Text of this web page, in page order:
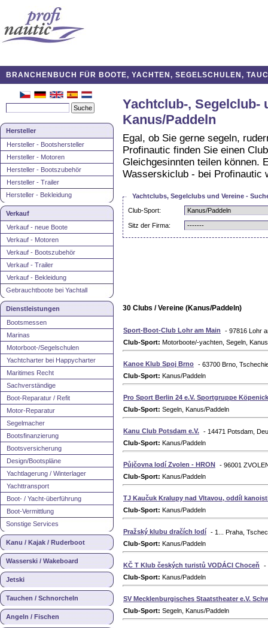
BRANCHENBUCH FÜR BOOTE, YACHTEN, SEGELSCHULEN,
Hersteller
Hersteller - Bootshersteller
Hersteller - Motoren
Hersteller - Bootszubehör
Hersteller - Trailer
Hersteller - Bekleidung
Verkauf
Verkauf - neue Boote
Verkauf - Motoren
Verkauf - Bootszubehör
Verkauf - Trailer
Verkauf - Bekleidung
Gebrauchtboote bei Yachtall
Dienstleistungen
Bootsmessen
Marinas
Motorboot-/Segelschulen
Yachtcharter bei Happycharter
Maritimes Recht
Sachverständige
Boot-Reparatur / Refit
Motor-Reparatur
Segelmacher
Bootsfinanzierung
Bootsversicherung
Design/Bootspläne
Yachtlagerung / Winterlager
Yachttransport
Boot- / Yacht-überführung
Boot-Vermittlung
Sonstige Services
Kanu / Kajak / Ruderboot
Wasserski / Wakeboard
Jetski
Tauchen / Schnorcheln
Angeln / Fischen
Yachtclub-, Segelclub-
Kanus/Paddeln
Egal, ob Sie gerne segeln,
Profinautic finden Sie einen
Gleichgesinnten teilen können.
Wasserskiclub - bei Profinautic
Yachtclubs, Segelclubs und Vereine -
Club-Sport:
Sitz der Firma:
30 Clubs / Vereine (Kanus/Paddeln)
Sport-Boot-Club Lohr am Main
- 97816 Lohr
Club-Sport: Motorboote/-yachten, Segeln,
Kanoe Klub Spoj Brno - 63700 Brno,
Club-Sport: Kanus/Paddeln
Pro Sport Berlin 24 e.V. Sportgruppe Köpenick
Club-Sport: Segeln, Kanus/Paddeln
Kanu Club Potsdam e.V. - 14471 Potsdam,
Club-Sport: Kanus/Paddeln
Půjčovna lodí Zvolen - HRON - 96001
Club-Sport: Kanus/Paddeln
TJ Kaučuk Kralupy nad Vltavou, oddíl
Club-Sport: Kanus/Paddeln
Pražský klubu dračích lodí - 1... Praha,
Club-Sport: Kanus/Paddeln
KČ T Klub českých turistů VODÁCI Choceň
-
Club-Sport: Kanus/Paddeln
SV Mecklenburgisches Staatstheater e.V.
Club-Sport: Segeln, Kanus/Paddeln